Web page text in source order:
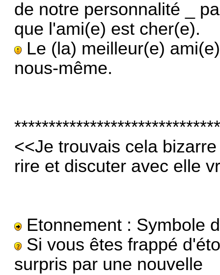
de notre personnalité _
que l'ami(e) est cher(e).
Le (la) meilleur(e)
nous-même.
<<Je trouvais cela
rire et discuter avec elle
Etonnement : Symbole
Si vous êtes frappé
surpris par une nouvelle